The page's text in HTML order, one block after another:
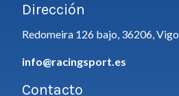
Dirección
Redomeira 126 bajo, 36206, Vigo
info@racingsport.es
Contacto